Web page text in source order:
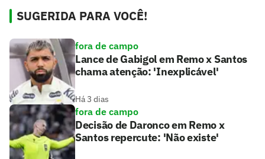
SUGERIDA PARA VOCÊ!
fora de campo
Lance de Gabigol em Remo x Santos
chama atenção: 'Inexplicável'
Há 3 dias
fora de campo
Decisão de Daronco em Remo x
Santos repercute: 'Não existe'